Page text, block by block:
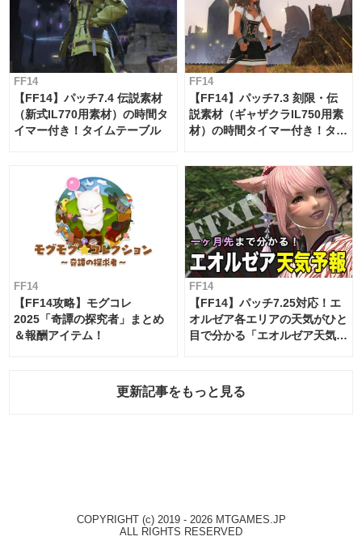
FF14
【FF14】パッチ7.4 伝説素材
（新式IL770用素材）の時間タ
イマー付き！タイムテーブル
FF14
【FF14】パッチ7.3 刻限・伝
説素材（ギャザクラIL750用素
材）の時間タイマー付き！タイ
FF14
【FF14攻略】モグコレ
2025「奇譚の探究者」まとめ
＆報酬アイテム！
FF14
【FF14】パッチ7.25対応！エ
オルゼア各エリアの天気がひと
目で分かる「エオルゼア天気予
更新記事をもっと見る
COPYRIGHT (c) 2019 - 2026 MTGAMES.JP
ALL RIGHTS RESERVED